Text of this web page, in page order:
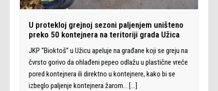
U protekloj grejnoj sezoni paljenjem uništeno
preko 50 kontejnera na teritoriji grada Užica
JKP “Bioktoš” u Užicu apeluje na građane koji se greju na
čvrsto gorivo da ohlađeni pepeo odlažu u plastične vreće
pored kontejnera ili direktno u kontejnere, kako bi se
izbeglo paljenje kontejnera žarom… […]